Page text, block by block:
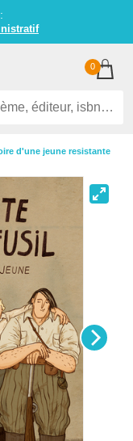
0
d'une jeune resistante